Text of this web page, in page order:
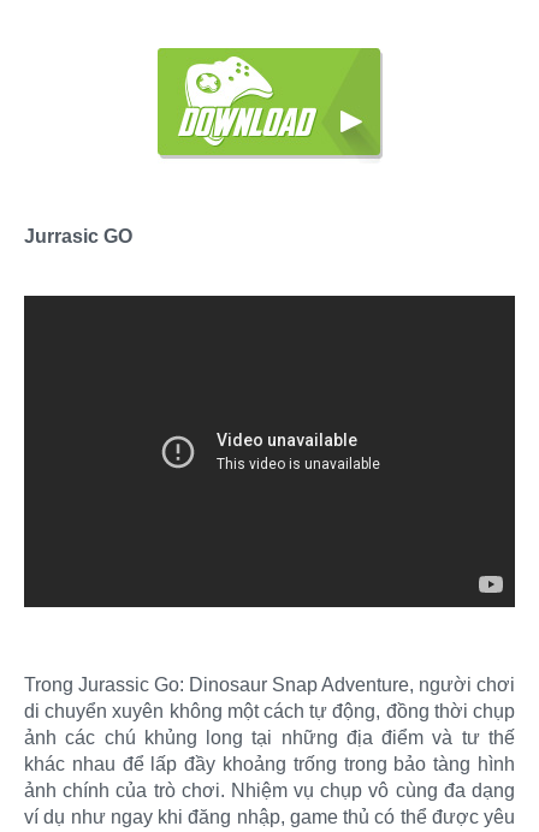
Jurrasic GO
Trong Jurassic Go: Dinosaur Snap Adventure, người chơi
di chuyển xuyên không một cách tự động, đồng thời chụp
ảnh các chú khủng long tại những địa điểm và tư thế
khác nhau để lấp đầy khoảng trống trong bảo tàng hình
ảnh chính của trò chơi. Nhiệm vụ chụp vô cùng đa dạng
ví dụ như ngay khi đăng nhập, game thủ có thể được yêu